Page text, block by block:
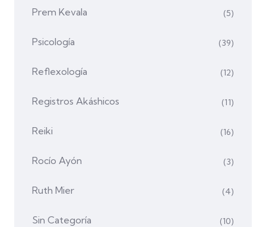
Prem Kevala (5)
Psicología (39)
Reflexología (12)
Registros Akáshicos (11)
Reiki (16)
Rocío Ayón (3)
Ruth Mier (4)
Sin Categoría (10)